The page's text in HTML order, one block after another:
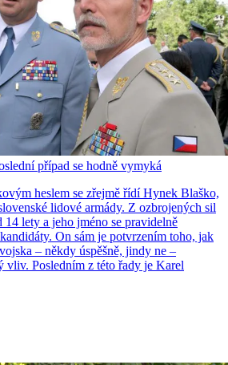
případ se hodně vymyká
heslem se zřejmě řídí Hynek Blaško,
lidové armády. Z ozbrojených sil
14 lety a jeho jméno se pravidelně
On sám je potvrzením toho, jak
– někdy úspěšně, jindy ne –
vliv. Posledním z této řady je Karel